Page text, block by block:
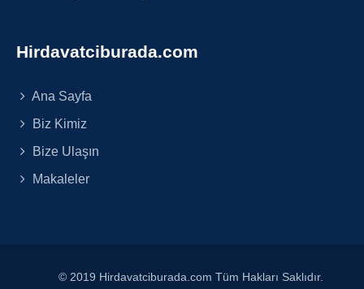
Hirdavatciburada.com
Ana Sayfa
Biz Kimiz
Bize Ulaşın
Makaleler
© 2019 Hirdavatciburada.com Tüm Hakları Saklıdır.